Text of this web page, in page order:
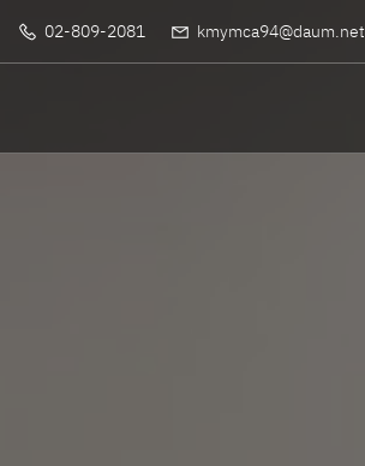
02-809-2081 kmymca94@daum.net